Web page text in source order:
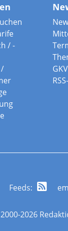
/ -
Feeds:
2000-2026